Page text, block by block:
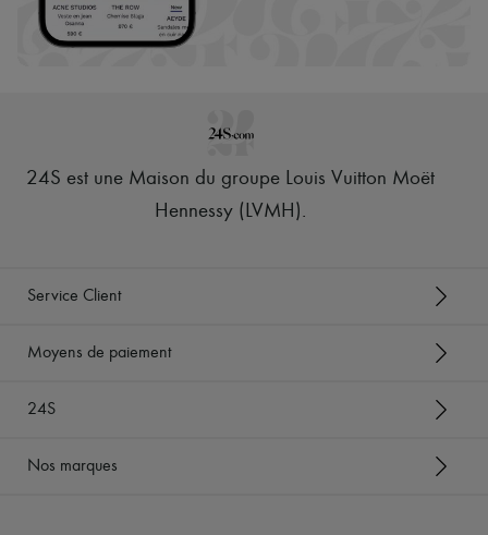
24S est une Maison du groupe Louis Vuitton Moët
Hennessy (LVMH).
Service Client
Moyens de paiement
24S
Nos marques